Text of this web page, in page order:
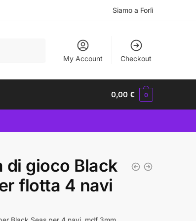
Siamo a Forlì
My Account Checkout
0,00€ 0
di gioco Black
flotta 4 navi